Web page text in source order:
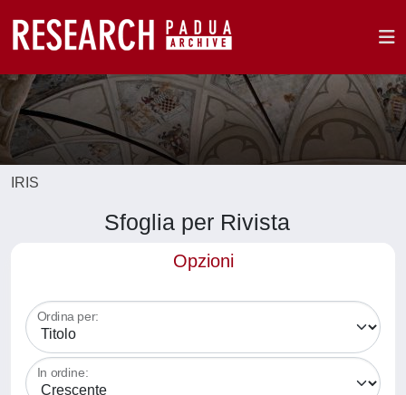
IRIS
Sfoglia per Rivista
Opzioni
Ordina per:
In ordine: